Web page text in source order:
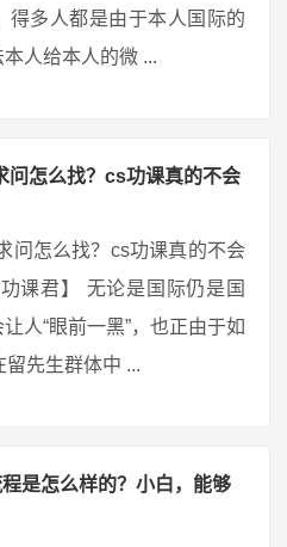
得多人都是由于本人国际的
人给本人的微 ...
问怎么找？cs功课真的不会
问怎么找？cs功课真的不会
课君】 无论是国际仍是国
人“眼前一黑”，也正由于如
先生群体中 ...
是怎么样的？小白，能够